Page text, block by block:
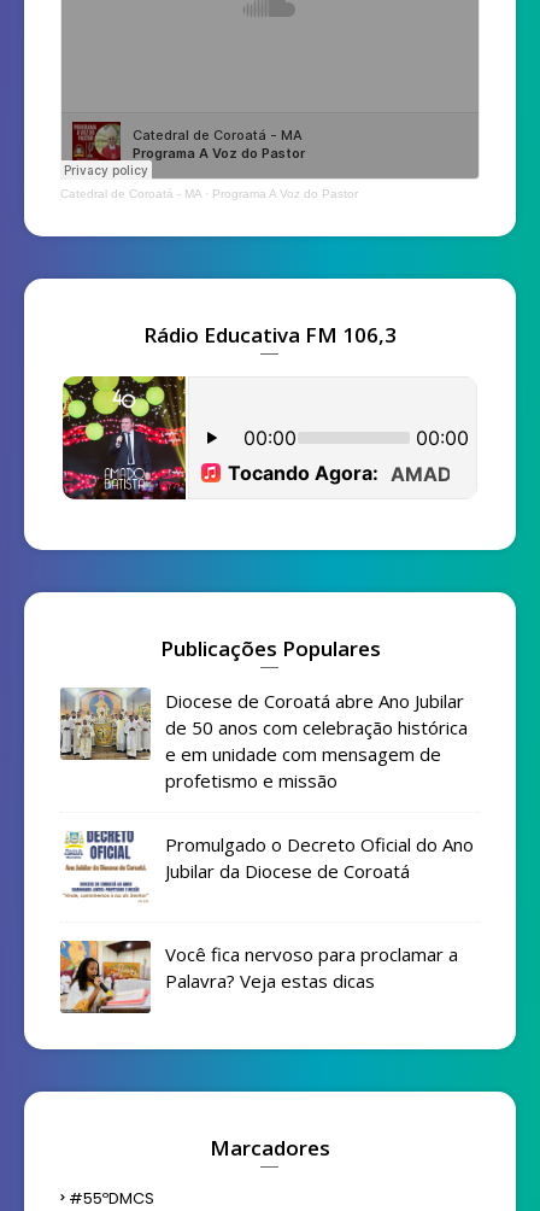
Catedral de Coroatá - MA · Programa A Voz do Pastor
Rádio Educativa FM 106,3
Publicações Populares
Diocese de Coroatá abre Ano Jubilar
de 50 anos com celebração histórica
e em unidade com mensagem de
profetismo e missão
Promulgado o Decreto Oficial do Ano
Jubilar da Diocese de Coroatá
Você fica nervoso para proclamar a
Palavra? Veja estas dicas
Marcadores
#55ºDMCS